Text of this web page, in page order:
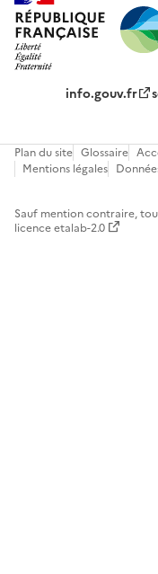
info.gouv.fr
Plan du site Glossaire
Mentions légales
Sauf mention contraire,
licence etalab-2.0